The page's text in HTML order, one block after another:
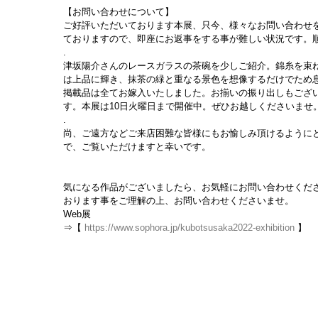
【お問い合わせについて】
ご好評いただいております本展、只今、様々なお問い合わ
ておりますので、即座にお返事をする事が難しい状況です
.
津坂陽介さんのレースガラスの茶碗を少しご紹介。錦糸を
は上品に輝き、抹茶の緑と重なる景色を想像するだけでため
掲載品は全てお嫁入いたしました。お揃いの振り出しもご
す。本展は10日火曜日まで開催中。ぜひお越しくださいませ
.
尚、ご遠方などご来店困難な皆様にもお愉しみ頂けるよう
で、ご覧いただけますと幸いです。
気になる作品がございましたら、お気軽にお問い合わせく
おります事をご理解の上、お問い合わせくださいませ。
Web展
⇒【 https://www.sophora.jp/kubotsusaka2022-exhibition 】